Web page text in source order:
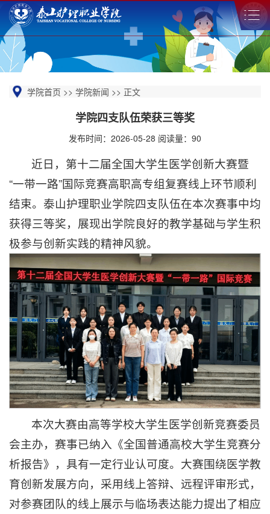
学院首页 >> 学院新闻 >> 正文
学院四支队伍荣获三等奖
发布时间：2026-05-28 阅读量： 90
近日，第十二届全国大学生医学创新大赛暨
“一带一路”国际竞赛高职高专组复赛线上环节顺利
结束。泰山护理职业学院四支队伍在本次赛事中均
获得三等奖，展现出学院良好的教学基础与学生积
极参与创新实践的精神风貌。
本次大赛由高等学校大学生医学创新竞赛委员
会主办，赛事已纳入《全国普通高校大学生竞赛分
析报告》，具有一定行业认可度。大赛围绕医学教
育创新发展方向，采用线上答辩、远程评审形式，
对参赛团队的线上展示与临场表达能力提出了相应